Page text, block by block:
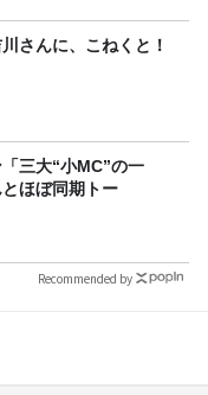
さんに、こねくと！
ほぼ同期トー
Recommended by